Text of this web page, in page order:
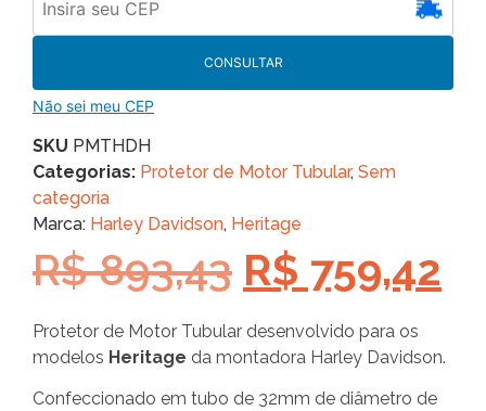
CONSULTAR
Não sei meu CEP
SKU PMTHDH
Categorias: Protetor de Motor Tubular, Sem
categoria
Marca: Harley Davidson, Heritage
R$893,43 R$ 759,42
Protetor de Motor Tubular desenvolvido para os
modelos Heritage da montadora Harley Davidson.
Confeccionado em tubo de 32mm de diâmetro de